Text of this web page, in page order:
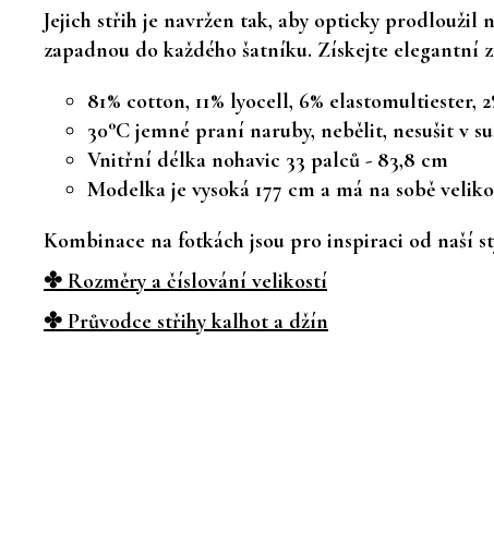
Jejich střih je navržen tak, aby opticky prodloužil
zapadnou do každého šatníku. Získejte elegantní
81% cotton, 11% lyocell, 6% elastomultiester,
30°C jemné praní naruby, nebělit, nesušit v
Vnitřní délka nohavic 33 palců - 83,8 cm
Modelka je vysoká 177 cm a má na sobě
Kombinace na fotkách jsou pro inspiraci od naší
✤ Rozměry a číslování velikostí
✤ Průvodce střihy kalhot a džín